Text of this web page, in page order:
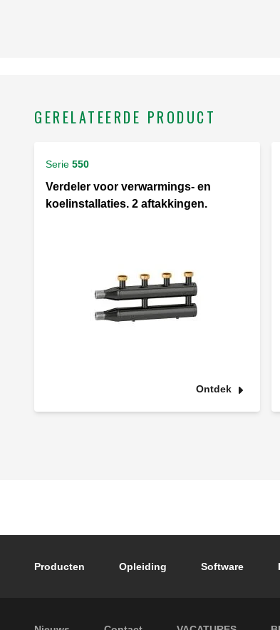
GERELATEERDE PRODUCT
Serie 550
Verdeler voor verwarmings- en
koelinstallaties. 2 aftakkingen.
Ontdek
Footer main navigation
Producten Opleiding Software